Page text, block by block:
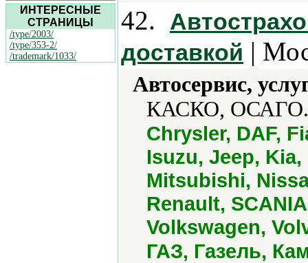
ИНТЕРЕСНЫЕ
СТРАНИЦЫ
/type/2003/
/type/353-2/
/trademark/1033/
42.
доставкой |
Автосервис,
КАСКО,
Chrysler, DAF,
Isuzu, Jeep,
Mitsubishi,
Renault,
Volkswagen,
ГАЗ, Газель,